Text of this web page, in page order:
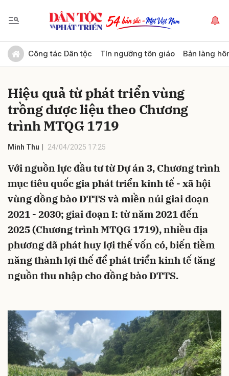
Công tác Dân tộc Tín ngưỡng tôn giáo Bản làng
Hiệu quả từ phát triển vùng
trồng dược liệu theo Chương
trình MTQG 1719
Minh Thu 24/04/2025 17:25
Với nguồn lực đầu tư từ Dự án 3, Chương trình
mục tiêu quốc gia phát triển kinh tế - xã hội
vùng đồng bào DTTS và miền núi giai đoạn
2021 - 2030; giai đoạn I: từ năm 2021 đến
2025 (Chương trình MTQG 1719), nhiều địa
phương đã phát huy lợi thế vốn có, biến tiềm
năng thành lợi thế để phát triển kinh tế tăng
nguồn thu nhập cho đồng bào DTTS.
Gửi bình luận